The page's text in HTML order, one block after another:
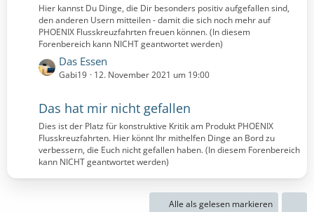
Hier kannst Du Dinge, die Dir besonders positiv aufgefallen sind,
den anderen Usern mitteilen - damit die sich noch mehr auf
PHOENIX Flusskreuzfahrten freuen können. (In diesem
Forenbereich kann NICHT geantwortet werden)
L
e
z
t
e
B
e
Das Essen
Gabi19 12. November 2021 um 19:00
Das hat mir nicht gefallen
Dies ist der Platz für konstruktive Kritik am Produkt PHOENIX
Flusskreuzfahrten. Hier könnt Ihr mithelfen Dinge an Bord zu
verbessern, die Euch nicht gefallen haben. (In diesem Forenbereich
kann NICHT geantwortet werden)
Alle als gelesen markieren